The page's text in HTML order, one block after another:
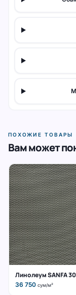
ПОХОЖИЕ ТОВАРЫ
Вам может
Линолеум SANFA
36 750 сум/м²